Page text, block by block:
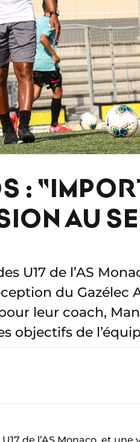
:
AU
U17 de l’AS
du Gazélec
leur coach,
objectifs de
de l’AS Monaco, et une